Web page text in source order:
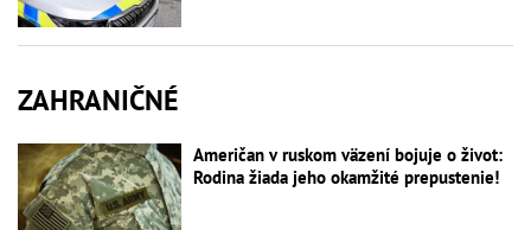
ZAHRANIČNÉ
Američan v ruskom väzení bojuje o život:
Rodina žiada jeho okamžité prepustenie!